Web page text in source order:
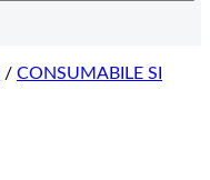
/ CONSUMABILE SI